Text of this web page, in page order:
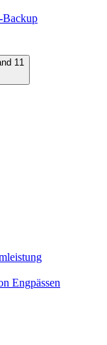
Backup
11
Engpässen